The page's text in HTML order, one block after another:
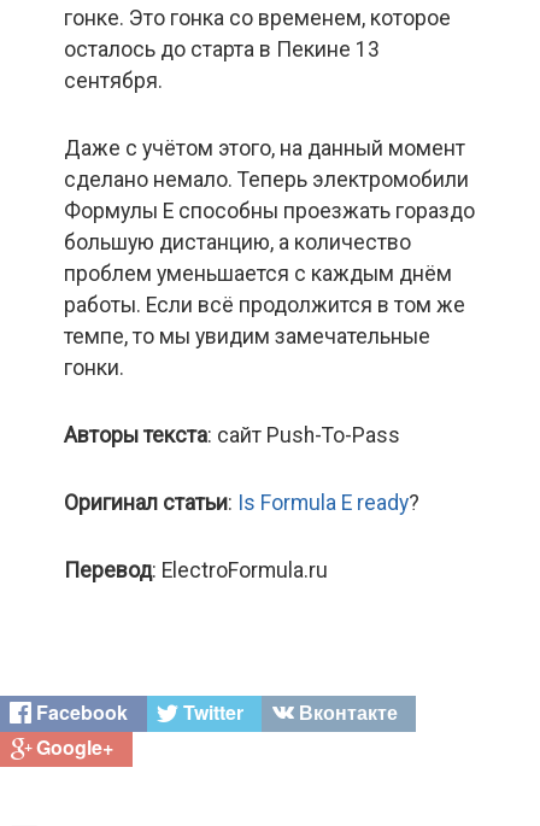
гонке. Это гонка со временем, которое
осталось до старта в Пекине 13
сентября.
Даже с учётом этого, на данный момент
сделано немало. Теперь электромобили
Формулы Е способны проезжать гораздо
большую дистанцию, а количество
проблем уменьшается с каждым днём
работы. Если всё продолжится в том же
темпе, то мы увидим замечательные
гонки.
Авторы текста: сайт Push-To-Pass
Оригинал статьи: Is Formula E ready?
Перевод: ElectroFormula.ru
Facebook Twitter
Вконтакте
Google+